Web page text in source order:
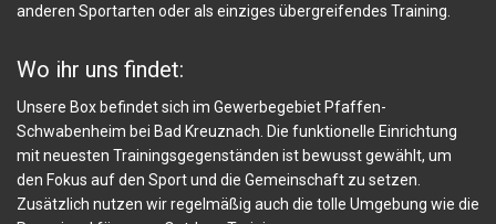
anderen Sportarten oder als einziges übergreifendes Training.
Wo ihr uns findet:
Unsere Box befindet sich im Gewerbegebiet Pfaffen-
Schwabenheim bei Bad Kreuznach. Die funktionelle Einrichtung
mit neuesten Trainingsgegenständen ist bewusst gewählt, um
den Fokus auf den Sport und die Gemeinschaft zu setzen.
Zusätzlich nutzen wir regelmäßig auch die tolle Umgebung wie die